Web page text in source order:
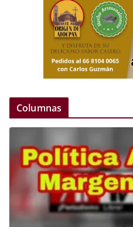
Columnas